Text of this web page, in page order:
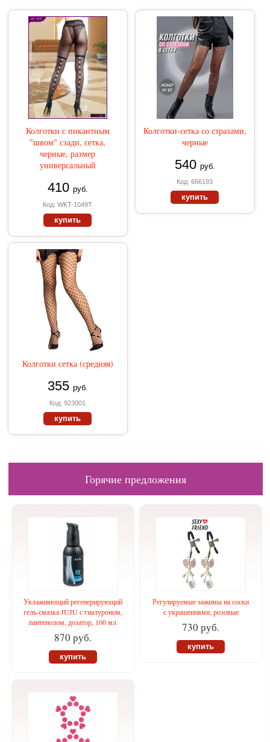
Колготки с пикантным
"швом" сзади, сетка,
черные, размер
универсальный
410 руб.
Код: WKT-1049T
купить
Колготки-сетка со стразами,
черные
540 руб.
Код: 666193
купить
Колготки сетка (средняя)
355 руб.
Код: 923001
купить
Горячие предложения
Увлажняющий регенерирующий
гель-смазка JUJU с гиалуроном,
пантенолом, дозатор, 100 мл
870 руб.
купить
Регулируемые зажимы на соски
с украшениями, розовые
730 руб.
купить